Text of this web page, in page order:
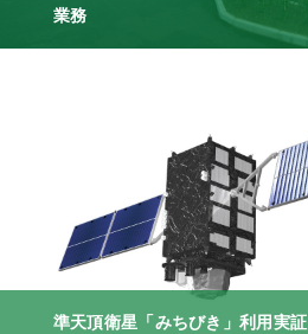
業務
準天頂衛星「みちびき」利用実証